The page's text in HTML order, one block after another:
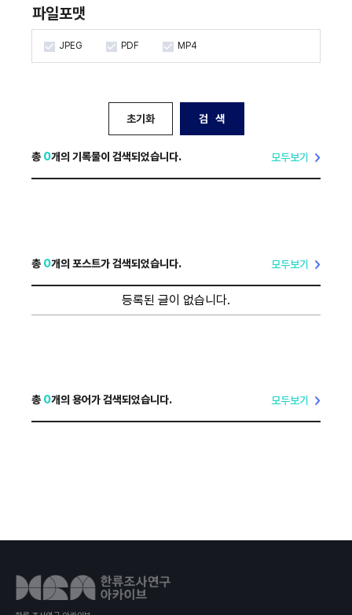
아시아문화산업교류재단
한류 조사연구 보고서
2000년~2004년
2005년~2009년
2010년대
2015년~2019년
2020년대
2025년~2029년
파일포맷
JPEG PDF MP4
초기화 검 색
총 0개의 기록물이 검색되었습니다. 모두보기
총 0개의 포스트가 검색되었습니다. 모두보기
등록된 글이 없습니다.
총 0개의 용어가 검색되었습니다. 모두보기